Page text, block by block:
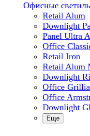
Офисные
Retail Alum
Downlight
Panel Ultra
Office
Retail Iron
Retail Alum
Downlight
Office
Office
Downlight
Еще